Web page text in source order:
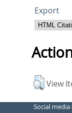
Export
View
Social